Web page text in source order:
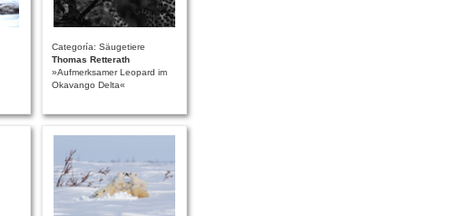
Categoría: Säugetiere
Thomas Retterath
»Aufmerksamer Leopard im
Okavango Delta«